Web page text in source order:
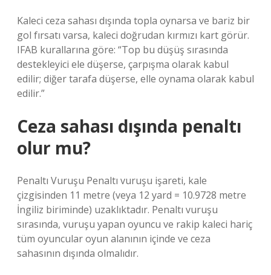
Kaleci ceza sahası dışında topla oynarsa ve bariz bir
gol fırsatı varsa, kaleci doğrudan kırmızı kart görür.
IFAB kurallarına göre: “Top bu düşüş sırasında
destekleyici ele düşerse, çarpışma olarak kabul
edilir; diğer tarafa düşerse, elle oynama olarak kabul
edilir.”
Ceza sahası dışında penaltı
olur mu?
Penaltı Vuruşu Penaltı vuruşu işareti, kale
çizgisinden 11 metre (veya 12 yard = 10.9728 metre
İngiliz biriminde) uzaklıktadır. Penaltı vuruşu
sırasında, vuruşu yapan oyuncu ve rakip kaleci hariç
tüm oyuncular oyun alanının içinde ve ceza
sahasının dışında olmalıdır.